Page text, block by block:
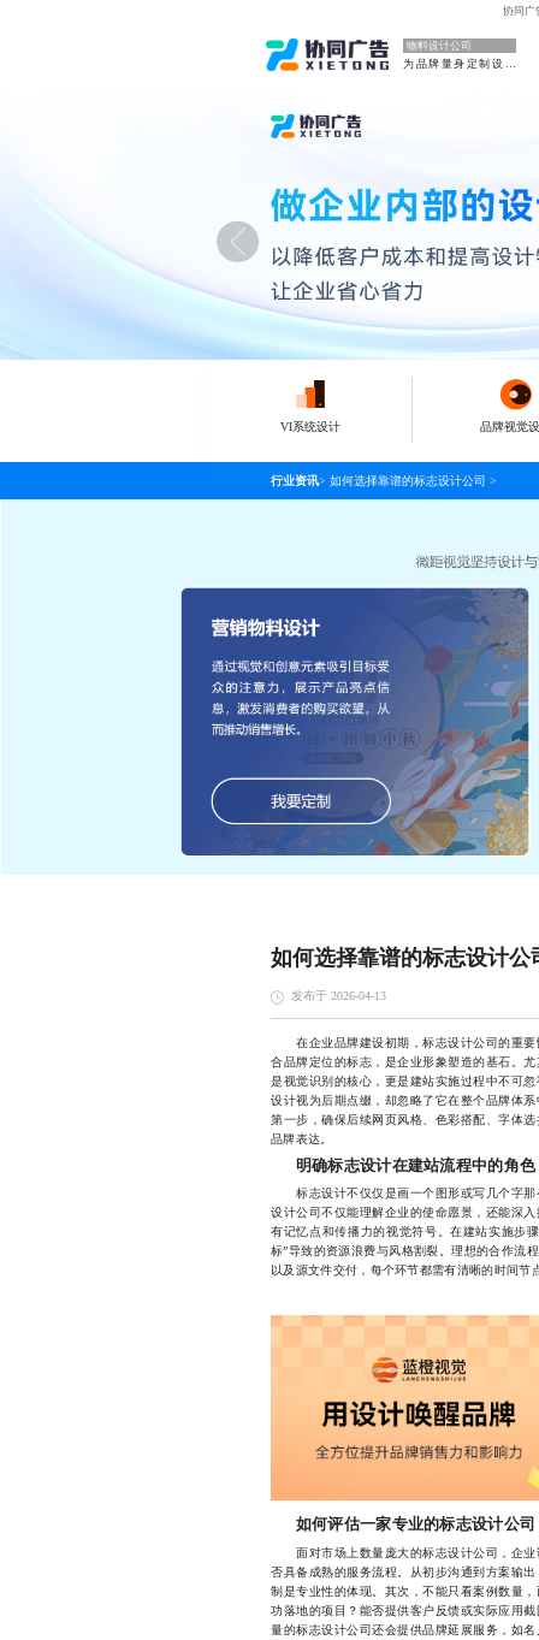
协同广
物料设计公司
为品牌量身定制设计
VI系统设计 品牌视觉
行业资讯> 如何选择靠谱的标志设计公司 >
如何选择靠谱的标志设计公
发布于 2026-04-13
在企业品牌建设初期，标志设计公司的重要
合品牌定位的标志，是企业形象塑造的基石。
是视觉识别的核心，更是建站实施过程中不可
设计视为后期点缀，却忽略了它在整个品牌体
第一步，确保后续网页风格、色彩搭配、字体
品牌表达。
明确标志设计在建站流程中的角色
标志设计不仅仅是画一个图形或写几个字那
设计公司不仅能理解企业的使命愿景，还能深
有记忆点和传播力的视觉符号。在建站实施步
标”导致的资源浪费与风格割裂。理想的合作流
以及源文件交付，每个环节都需有清晰的时间节
如何评估一家专业的标志设计公司
面对市场上数量庞大的标志设计公司，企业
否具备成熟的服务流程。从初步沟通到方案输
制是专业性的体现。其次，不能只看案例数量
功落地的项目？能否提供客户反馈或实际应用
量的标志设计公司还会提供品牌延展服务，如